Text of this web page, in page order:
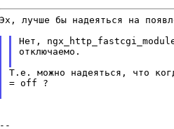
Эх, лучше бы надеяться на
Нет,
отключаемо.
Т.е. можно надеяться, что
= off ?
--